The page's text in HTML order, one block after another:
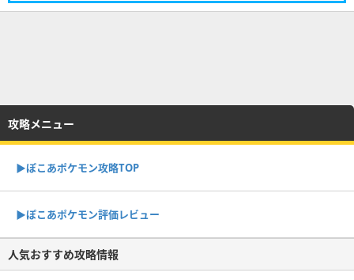
攻略メニュー
▶︎ぽこあポケモン攻略TOP
▶︎ぽこあポケモン評価レビュー
人気おすすめ攻略情報